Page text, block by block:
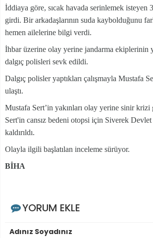
İddiaya göre, sıcak havada serinlemek isteyen
girdi. Bir arkadaşlarının suda kaybolduğunu
hemen ailelerine bilgi verdi.
İhbar üzerine olay yerine jandarma ekiplerinin
dalgıç polisleri sevk edildi.
Dalgıç polisler yaptıkları çalışmayla Mustafa
ulaştı.
Mustafa Sert’in yakınları olay yerine sinir
Sert'in cansız bedeni otopsi için Siverek
kaldırıldı.
Olayla ilgili başlatılan inceleme sürüyor.
BİHA
YORUM EKLE
Adınız Soyadınız